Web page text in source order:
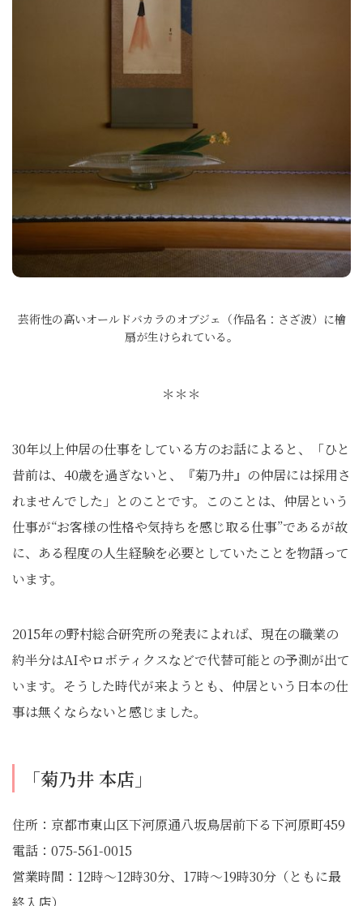
芸術性の高いオールドバカラのオブジェ（作品名：さざ波）に檜
扇が生けられている。
＊＊＊
30年以上仲居の仕事をしている方のお話によると、「ひと
昔前は、40歳を過ぎないと、『菊乃井』の仲居には採用さ
れませんでした」とのことです。このことは、仲居という
仕事が“お客様の性格や気持ちを感じ取る仕事”であるが故
に、ある程度の人生経験を必要としていたことを物語って
います。
2015年の野村総合研究所の発表によれば、現在の職業の
約半分はAIやロボティクスなどで代替可能との予測が出て
います。そうした時代が来ようとも、仲居という日本の仕
事は無くならないと感じました。
「菊乃井 本店」
住所：京都市東山区下河原通八坂鳥居前下る下河原町459
電話：075-561-0015
営業時間：12時～12時30分、17時～19時30分（ともに最